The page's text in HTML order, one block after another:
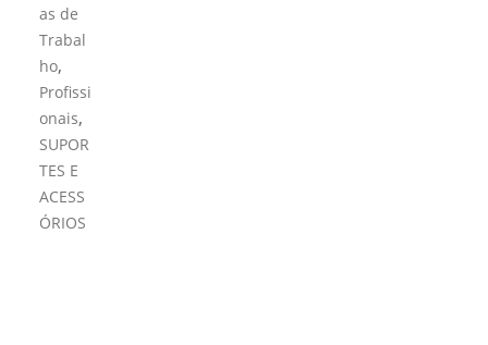
as de
Trabal
ho,
Profissi
onais,
SUPOR
TES E
ACESS
ÓRIOS